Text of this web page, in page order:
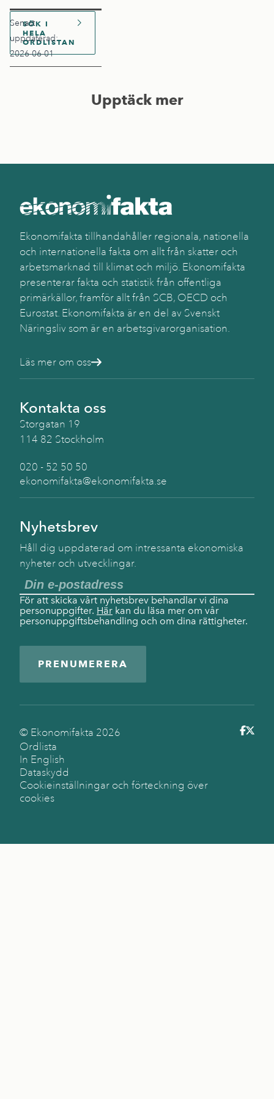
SÖK I
HELA
ORDLISTAN
Senast
uppdaterad:
2026-06-01
Upptäck mer
Ekonomifakta tillhandahåller regionala, nationella
och internationella fakta om allt från skatter och
arbetsmarknad till klimat och miljö. Ekonomifakta
presenterar fakta och statistik från offentliga
primärkällor, framför allt från SCB, OECD och
Eurostat. Ekonomifakta är en del av Svenskt
Näringsliv som är en arbetsgivarorganisation.
Läs mer om oss
Kontakta oss
Storgatan 19
114 82 Stockholm
020 - 52 50 50
ekonomifakta@ekonomifakta.se
Nyhetsbrev
Håll dig uppdaterad om intressanta ekonomiska
nyheter och utvecklingar.
För att skicka vårt nyhetsbrev behandlar vi dina
personuppgifter. Här kan du läsa mer om vår
personuppgiftsbehandling och om dina rättigheter.
PRENUMERERA
© Ekonomifakta 2026
Ordlista
In English
Dataskydd
Cookieinställningar och förteckning över
cookies